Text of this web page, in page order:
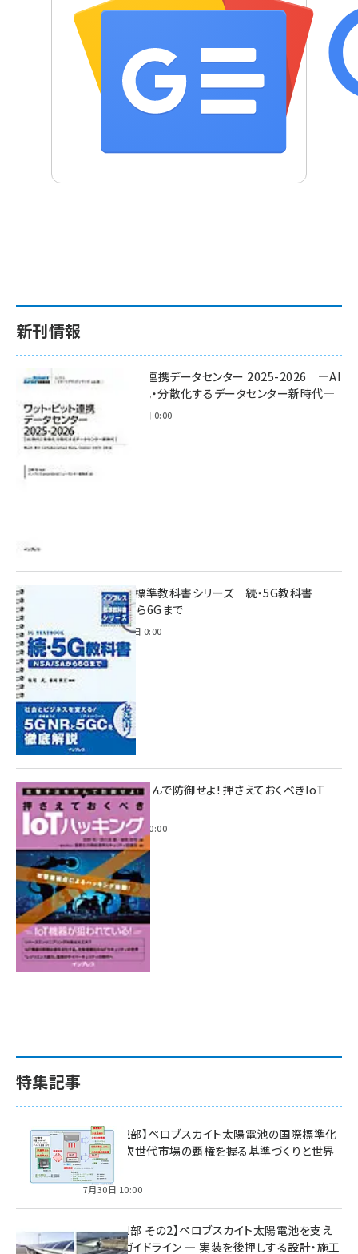
新刊情報
ワット・ビット連携データセンター 2025-2026 ―AI
時代に多様化・分散化するデータセンター新時代―
2025年11月28日 0:00
インプレス標準教科書シリーズ 続・5G教科書
NSA/SAから6Gまで
2023年4月3日 0:00
攻撃手法を学んで防御せよ! 押さえておくべきIoT
ハッキング
2022年6月14日 0:00
特集記事
特集【第2部】ペロブスカイト太陽電池の国際標準化
戦略 ― 次世代市場の覇権を握る基準づくりと世界
の動向 ―
7月30日 10:00
特集【第1部 その2】ペロブスカイト太陽電池を支え
る2つのガイドライン ― 実装を後押しする設計・施工